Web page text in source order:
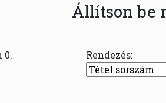
Állítson be
0. Rendezés: